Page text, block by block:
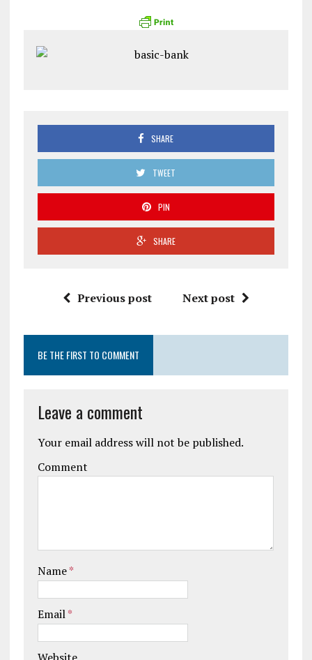
SHARE
TWEET
PIN
SHARE
Previous post Next post
BE THE FIRST TO COMMENT
Leave a comment
Your email address will not be published.
Comment
Name*
Email*